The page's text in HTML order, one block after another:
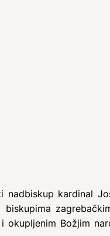
nadbiskup kardinal
biskupima
i okupljenim Božjim